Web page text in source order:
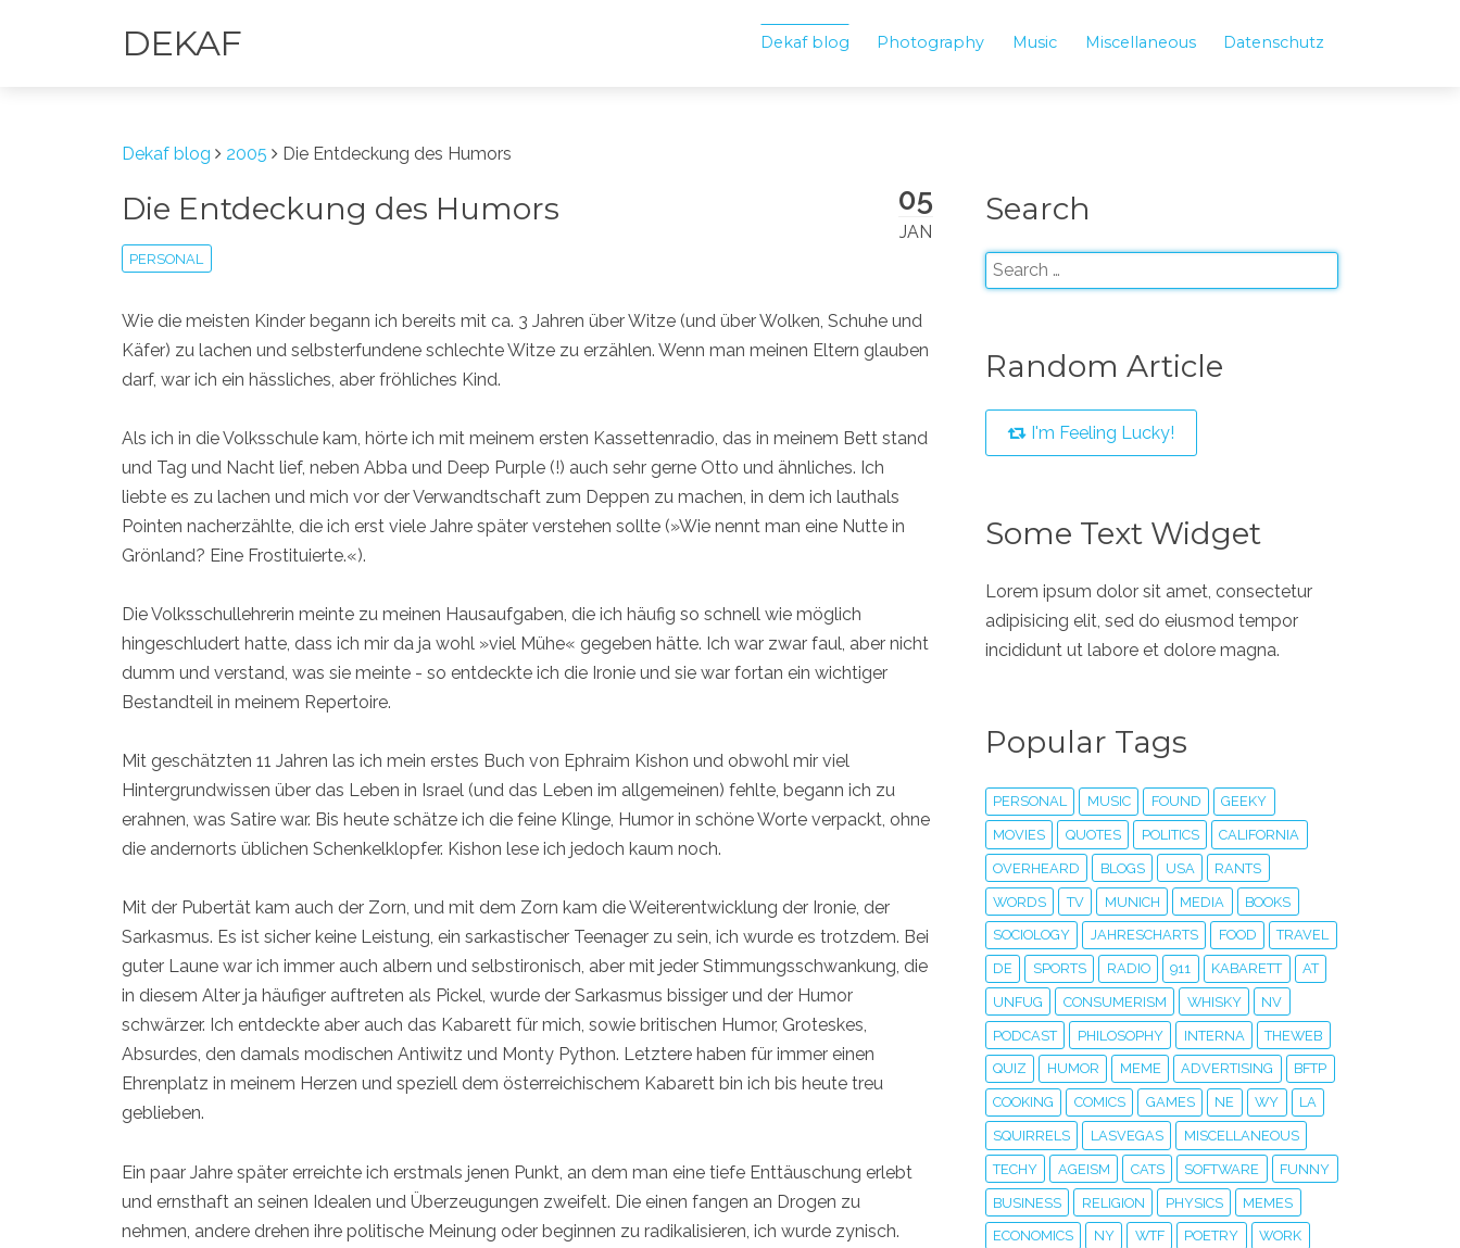
DEKAF Dekaf blog Photography Music Miscellaneous Datenschutz
Dekaf blog 2005 Die Entdeckung des Humors
05
JAN
Die Entdeckung des Humors
PERSONAL
Wie die meisten Kinder begann ich bereits mit ca. 3 Jahren über Witze (und über Wolken, Schuhe und
Käfer) zu lachen und selbsterfundene schlechte Witze zu erzählen. Wenn man meinen Eltern glauben
darf, war ich ein hässliches, aber fröhliches Kind.
Als ich in die Volksschule kam, hörte ich mit meinem ersten Kassettenradio, das in meinem Bett stand
und Tag und Nacht lief, neben Abba und Deep Purple (!) auch sehr gerne Otto und ähnliches. Ich
liebte es zu lachen und mich vor der Verwandtschaft zum Deppen zu machen, in dem ich lauthals
Pointen nacherzählte, die ich erst viele Jahre später verstehen sollte (»Wie nennt man eine Nutte in
Grönland? Eine Frostituierte.«).
Die Volksschullehrerin meinte zu meinen Hausaufgaben, die ich häufig so schnell wie möglich
hingeschludert hatte, dass ich mir da ja wohl »viel Mühe« gegeben hätte. Ich war zwar faul, aber nicht
dumm und verstand, was sie meinte - so entdeckte ich die Ironie und sie war fortan ein wichtiger
Bestandteil in meinem Repertoire.
Mit geschätzten 11 Jahren las ich mein erstes Buch von Ephraim Kishon und obwohl mir viel
Hintergrundwissen über das Leben in Israel (und das Leben im allgemeinen) fehlte, begann ich zu
erahnen, was Satire war. Bis heute schätze ich die feine Klinge, Humor in schöne Worte verpackt, ohne
die andernorts üblichen Schenkelklopfer. Kishon lese ich jedoch kaum noch.
Mit der Pubertät kam auch der Zorn, und mit dem Zorn kam die Weiterentwicklung der Ironie, der
Sarkasmus. Es ist sicher keine Leistung, ein sarkastischer Teenager zu sein, ich wurde es trotzdem. Bei
guter Laune war ich immer auch albern und selbstironisch, aber mit jeder Stimmungsschwankung, die
in diesem Alter ja häufiger auftreten als Pickel, wurde der Sarkasmus bissiger und der Humor
schwärzer. Ich entdeckte aber auch das Kabarett für mich, sowie britischen Humor, Groteskes,
Absurdes, den damals modischen Antiwitz und Monty Python. Letztere haben für immer einen
Ehrenplatz in meinem Herzen und speziell dem österreichischem Kabarett bin ich bis heute treu
geblieben.
Ein paar Jahre später erreichte ich erstmals jenen Punkt, an dem man eine tiefe Enttäuschung erlebt
und ernsthaft an seinen Idealen und Überzeugungen zweifelt. Die einen fangen an Drogen zu
nehmen, andere drehen ihre politische Meinung oder beginnen zu radikalisieren, ich wurde zynisch.
Search
Random Article
I'm Feeling Lucky!
Some Text Widget
Lorem ipsum dolor sit amet, consectetur
adipisicing elit, sed do eiusmod tempor
incididunt ut labore et dolore magna.
Popular Tags
PERSONAL MUSIC FOUND GEEKY
MOVIES QUOTES POLITICS CALIFORNIA
OVERHEARD BLOGS USA RANTS
WORDS TV MUNICH MEDIA BOOKS
SOCIOLOGY JAHRESCHARTS FOOD TRAVEL
DE SPORTS RADIO 911 KABARETT AT
UNFUG CONSUMERISM WHISKY NV
PODCAST PHILOSOPHY INTERNA THEWEB
QUIZ HUMOR MEME ADVERTISING BFTP
COOKING COMICS GAMES NE WY LA
SQUIRRELS LASVEGAS MISCELLANEOUS
TECHY AGEISM CATS SOFTWARE FUNNY
BUSINESS RELIGION PHYSICS MEMES
ECONOMICS NY WTF POETRY WORK